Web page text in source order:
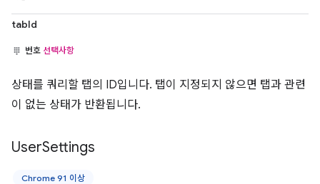
tabId
번호 선택사항
상태를 쿼리할 탭의 ID입니다. 탭이 지정되지 않으면 탭과 관련
이 없는 상태가 반환됩니다.
UserSettings
Chrome 91 이상